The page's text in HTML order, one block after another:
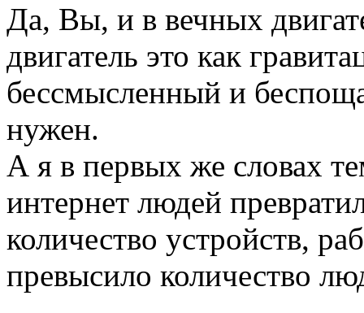
Да, Вы, и в вечных
двигатель это как
бессмысленный и
нужен.
А я в первых же словах
интернет людей
количество устройств,
превысило количество